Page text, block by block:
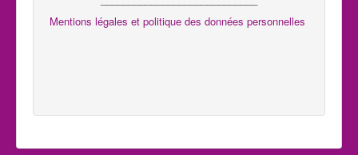
Mentions légales et politique des données personnelles